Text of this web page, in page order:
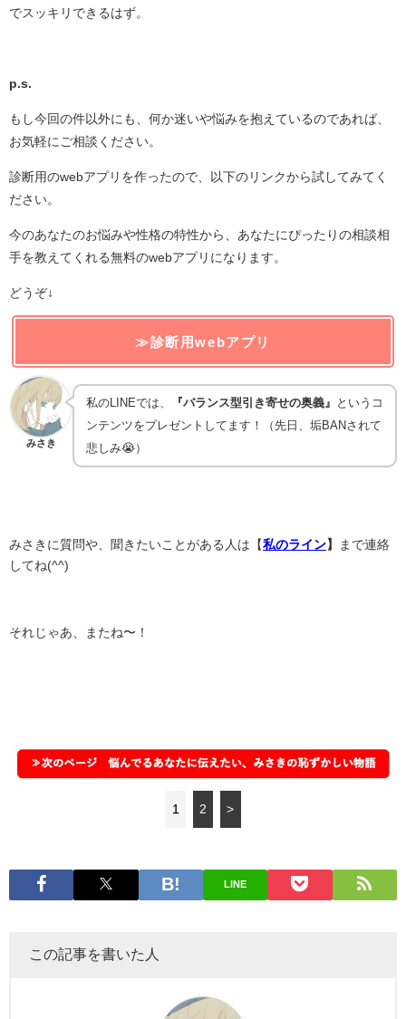
でスッキリできるはず。
p.s.
もし今回の件以外にも、何か迷いや悩みを抱えているのであれば、
お気軽にご相談ください。
診断用のwebアプリを作ったので、以下のリンクから試してみてく
ださい。
今のあなたのお悩みや性格の特性から、あなたにぴったりの相談相
手を教えてくれる無料のwebアプリになります。
どうぞ↓
≫診断用webアプリ
みさき
私のLINEでは、 『バランス型引き寄せの奥義』
というコ
ンテンツをプレゼントしてます！（先日、垢BANされて
悲しみ😭）
みさきに質問や、聞きたいことがある人は【私のライン】
まで連絡
してね(^^)
それじゃあ、またね〜！
1 2 >
LINE
この記事を書いた人